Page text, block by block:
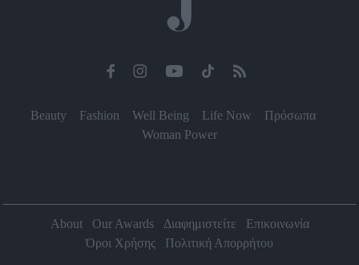
Beauty Fashion Well Being Life Now
Πρόσωπα
Woman Power
About Our Awards Διαφημιστείτε
Επικοινωνία
Όροι Χρήσης
Πολιτική Απορρήτου